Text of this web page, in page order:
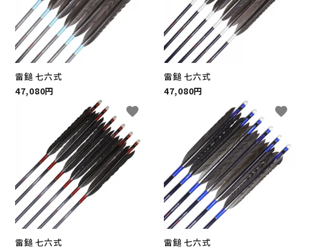
雷鎚 七六式
47,080円
雷鎚 七六式
47,080円
雷鎚 七六式
favorite
雷鎚 七六式
favorite